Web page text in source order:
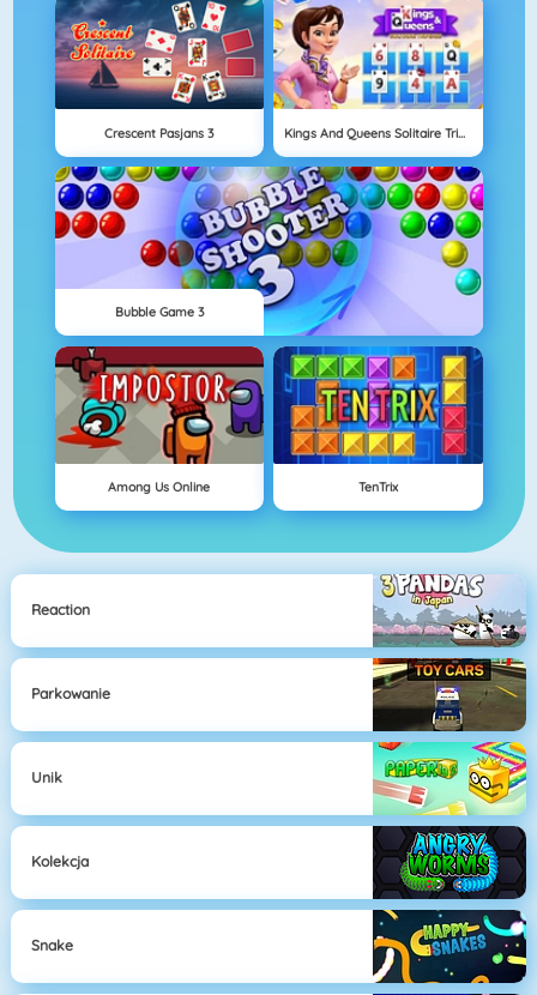
Crescent Pasjans 3 Kings And Queens Solitaire Tripeaks
Bubble Game 3
Among Us Online TenTrix
Reaction
Parkowanie
Unik
Kolekcja
Snake